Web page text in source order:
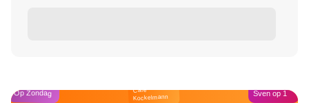
Op Zondag Café
Kockelmann Sven op 1